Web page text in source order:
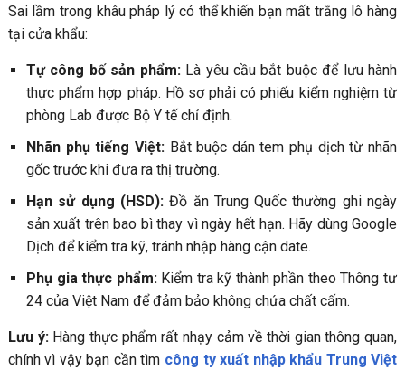
Sai lầm trong khâu pháp lý có thể khiến bạn mất trắng lô hàng
tại cửa khẩu:
Tự công bố sản phẩm:Là yêu cầu bắt buộc để lưu hành
thực phẩm hợp pháp. Hồ sơ phải có phiếu kiểm nghiệm từ
phòng Lab được Bộ Y tế chỉ định.
Nhãn phụ tiếng Việt:Bắt buộc dán tem phụ dịch từ nhãn
gốc trước khi đưa ra thị trường.
Hạn sử dụng (HSD):Đồ ăn Trung Quốc thường ghi ngày
sản xuất trên bao bì thay vì ngày hết hạn. Hãy dùng Google
Dịch để kiểm tra kỹ, tránh nhập hàng cận date.
Phụ gia thực phẩm:Kiểm tra kỹ thành phần theo Thông tư
24 của Việt Nam để đảm bảo không chứa chất cấm.
Lưu ý:Hàng thực phẩm rất nhạy cảm về thời gian thông quan,
chính vì vậy bạn cần tìm công ty xuất nhập khẩu Trung Việt